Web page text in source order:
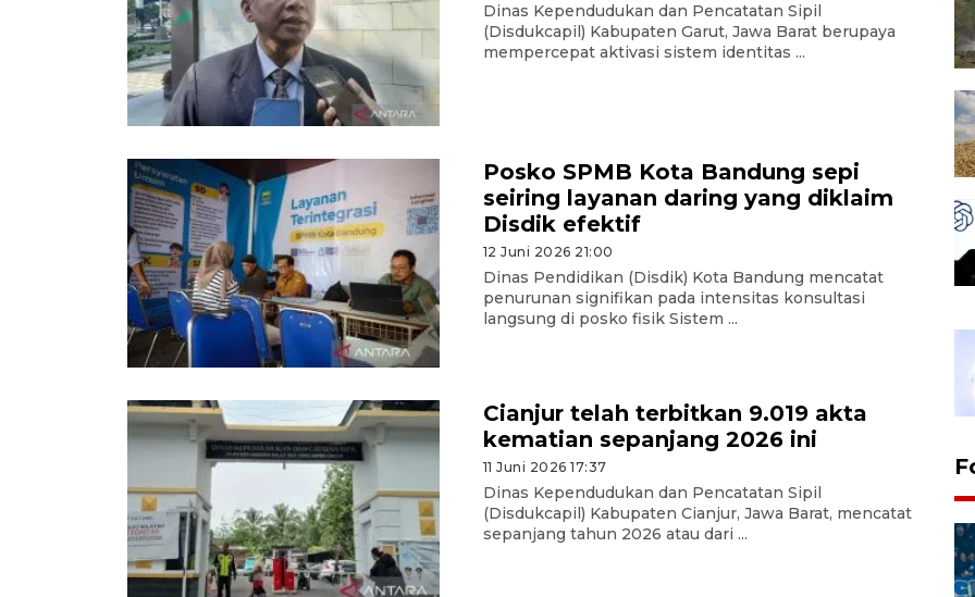
Dinas Kependudukan dan Pencatatan Sipil
(Disdukcapil) Kabupaten Garut, Jawa Barat berupaya
mempercepat aktivasi sistem identitas ...
Posko SPMB Kota Bandung sepi
seiring layanan daring yang diklaim
Disdik efektif
12 Juni 2026 21:00
Dinas Pendidikan (Disdik) Kota Bandung mencatat
penurunan signifikan pada intensitas konsultasi
langsung di posko fisik Sistem ...
Cianjur telah terbitkan 9.019 akta
kematian sepanjang 2026 ini
11 Juni 2026 17:37
Dinas Kependudukan dan Pencatatan Sipil
(Disdukcapil) Kabupaten Cianjur, Jawa Barat, mencatat
sepanjang tahun 2026 atau dari ...